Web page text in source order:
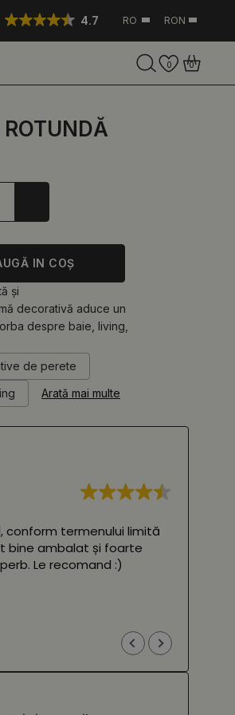
4.7 RO RON
0 0
IN COŞ
și
decorativă aduce un
despre baie, living,
de perete
Arată mai multe
conform termenului limită
bine ambalat și foarte
Le recomand :)